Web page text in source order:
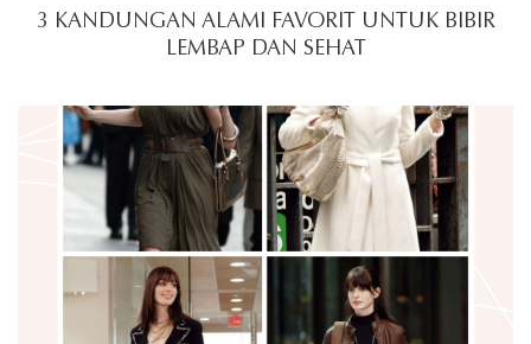
3 KANDUNGAN ALAMI FAVORIT UNTUK BIBIR
LEMBAP DAN SEHAT